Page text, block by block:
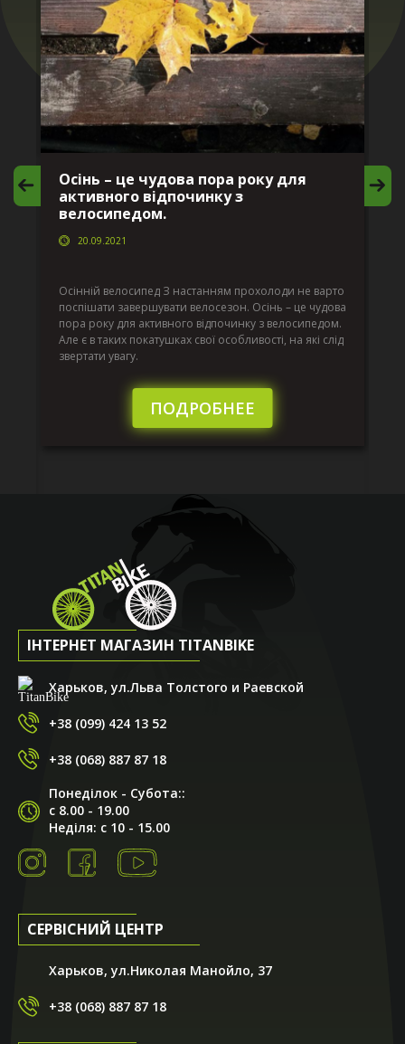
Осінь – це чудова пора року для
активного відпочинку з
велосипедом.
20.09.2021
Осінній велосипед З настанням прохолоди не варто
поспішати завершувати велосезон. Осінь – це чудова
пора року для активного відпочинку з велосипедом.
Але є в таких покатушках свої особливості, на які слід
звертати увагу.
ПОДРОБНЕЕ
ІНТЕРНЕТ МАГАЗИН TITANBIKE
Харьков, ул.Льва Толстого и Раевской
+38 (099) 424 13 52
+38 (068) 887 87 18
Понеділок - Субота::
с 8.00 - 19.00
Неділя: с 10 - 15.00
СЕРВІСНИЙ ЦЕНТР
Харьков, ул.Николая Манойло, 37
+38 (068) 887 87 18